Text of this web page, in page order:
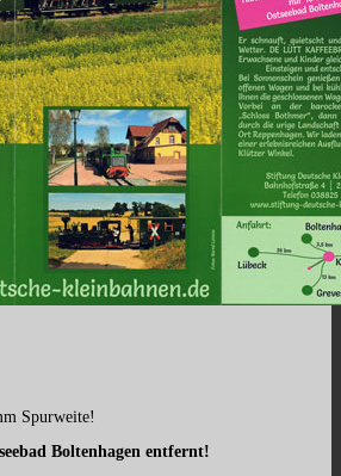
Spurweite!
Boltenhagen entfernt!